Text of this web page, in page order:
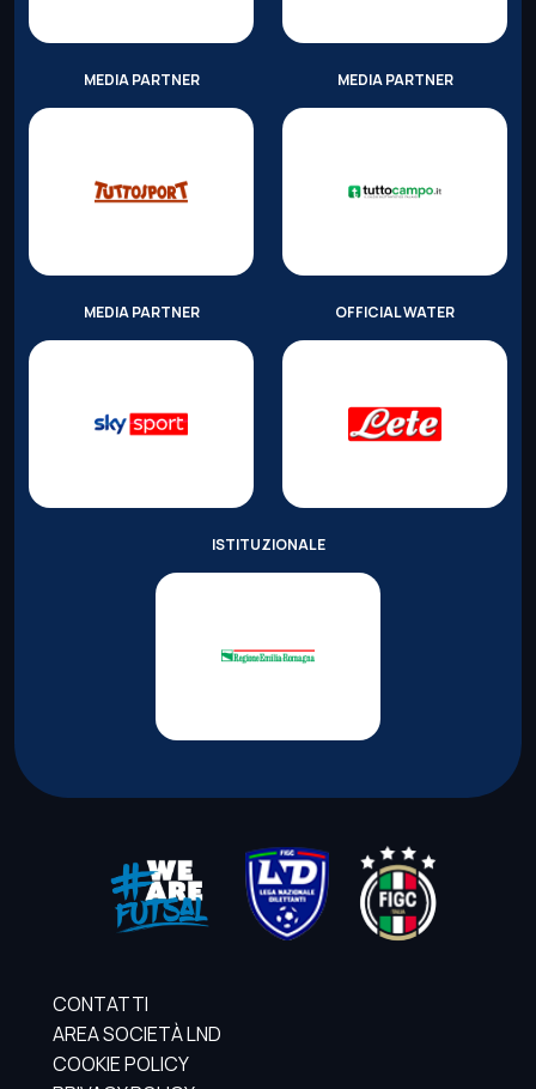
MEDIA PARTNER MEDIA PARTNER
MEDIA PARTNER OFFICIAL WATER
ISTITUZIONALE
CONTATTI
AREA SOCIETÀ LND
COOKIE POLICY